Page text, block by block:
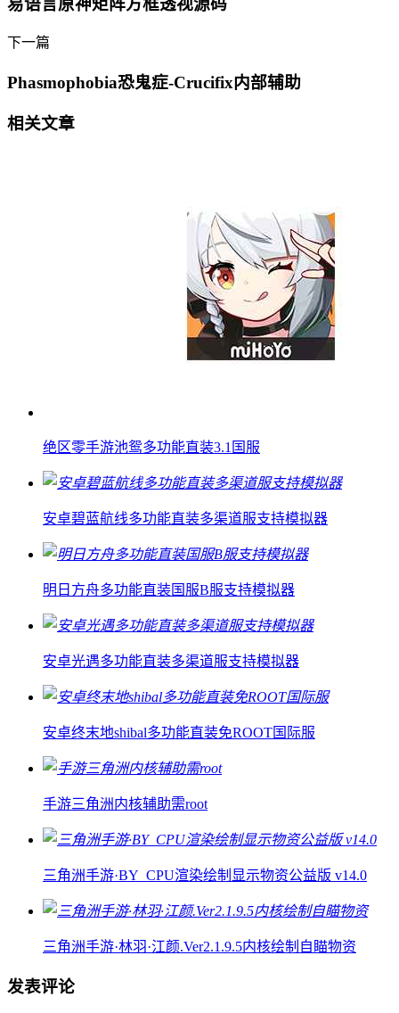
下一篇
Phasmophobia恐鬼症-Crucifix内部辅助
相关文章
绝区零手游池鸳多功能直装3.1国服
安卓碧蓝航线多功能直装多渠道服支持模拟器
明日方舟多功能直装国服B服支持模拟器
安卓光遇多功能直装多渠道服支持模拟器
安卓终末地shibal多功能直装免ROOT国际服
手游三角洲内核辅助需root
三角洲手游·BY_CPU渲染绘制显示物资公益版 v14.0
三角洲手游·林羽·江颜.Ver2.1.9.5内核绘制自瞄物资
发表评论